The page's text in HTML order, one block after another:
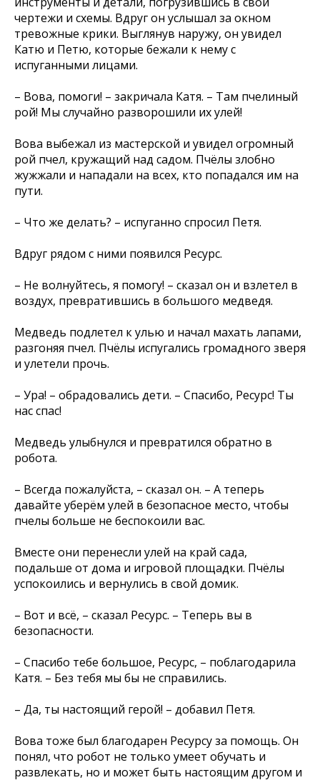
чертежи и схемы. Вдруг он услышал за окном
тревожные крики. Выглянув наружу, он увидел
Катю и Петю, которые бежали к нему с
испуганными лицами.
– Вова, помоги! – закричала Катя. – Там пчелиный
рой! Мы случайно разворошили их улей!
Вова выбежал из мастерской и увидел огромный
рой пчел, кружащий над садом. Пчёлы злобно
жужжали и нападали на всех, кто попадался им на
пути.
– Что же делать? – испуганно спросил Петя.
Вдруг рядом с ними появился Ресурс.
– Не волнуйтесь, я помогу! – сказал он и взлетел в
воздух, превратившись в большого медведя.
Медведь подлетел к улью и начал махать лапами,
разгоняя пчел. Пчёлы испугались громадного зверя
и улетели прочь.
– Ура! – обрадовались дети. – Спасибо, Ресурс! Ты
нас спас!
Медведь улыбнулся и превратился обратно в
робота.
– Всегда пожалуйста, – сказал он. – А теперь
давайте уберём улей в безопасное место, чтобы
пчелы больше не беспокоили вас.
Вместе они перенесли улей на край сада,
подальше от дома и игровой площадки. Пчёлы
успокоились и вернулись в свой домик.
– Вот и всё, – сказал Ресурс. – Теперь вы в
безопасности.
– Спасибо тебе большое, Ресурс, – поблагодарила
Катя. – Без тебя мы бы не справились.
– Да, ты настоящий герой! – добавил Петя.
Вова тоже был благодарен Ресурсу за помощь. Он
понял, что робот не только умеет обучать и
развлекать, но и может быть настоящим другом и